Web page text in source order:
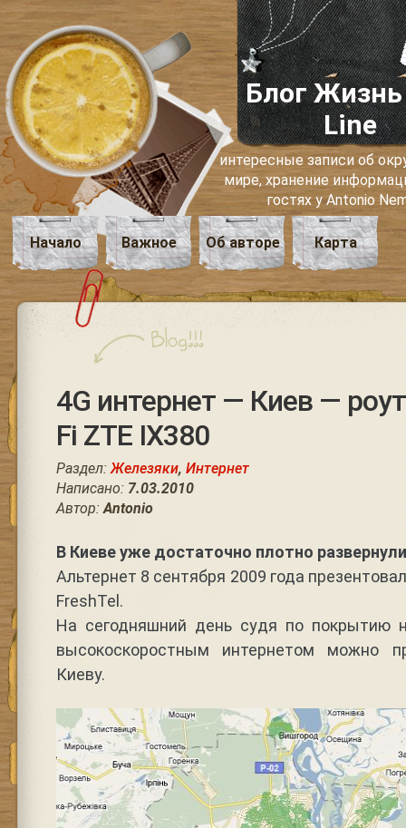
Блог Жизнь
Line
интересные записи об
мире, хранение
гостях у Antonio
Начало Важное Об авторе Карта
4G интернет — Киев —
Fi ZTE IX380
Раздел:Железяки, Интернет
Написано: 7.03.2010
Автор:Antonio
В Киеве уже достаточно плотно
Альтернет 8 сентября 2009 года
FreshTel.
На сегодняшний день судя по покрытию
высокоскоростным интернетом можно
Киеву.